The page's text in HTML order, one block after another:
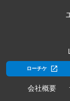
ローチケ
会社概要